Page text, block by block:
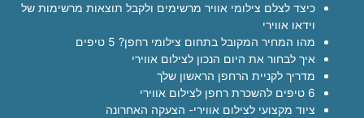
כיצד לצלם צילומי אוויר מרשימים ולקבל תוצאות מרשימות של
וידאו אווירי
מהו המחיר המקובל בתחום צילומי רחפן? 5 טיפים
איך לבחור את היום הנכון לצילום אווירי
מדריך לקניית הרחפן הראשון שלך
6 טיפים להשכרת רחפן לצילום אווירי
ציוד מקצועי לצילום אווירי- הצעקה האחרונה